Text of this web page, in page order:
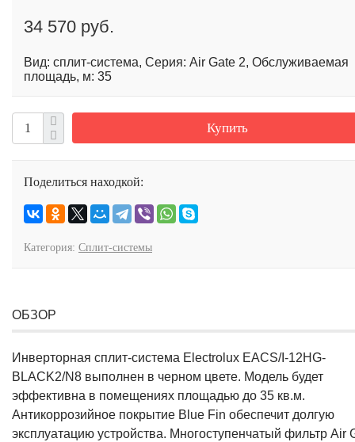
34 570 руб.
Вид: сплит-система, Серия: Air Gate 2, Обслуживаемая
площадь, м: 35
Купить
Поделиться находкой:
Категория: Сплит-системы
ОБЗОР
Инверторная сплит-система Electrolux EACS/I-12HG-
BLACK2/N8 выполнен в черном цвете. Модель будет
эффективна в помещениях площадью до 35 кв.м.
Антикоррозийное покрытие Blue Fin обеспечит долгую
эксплуатацию устройства. Многоступенчатый фильтр Air